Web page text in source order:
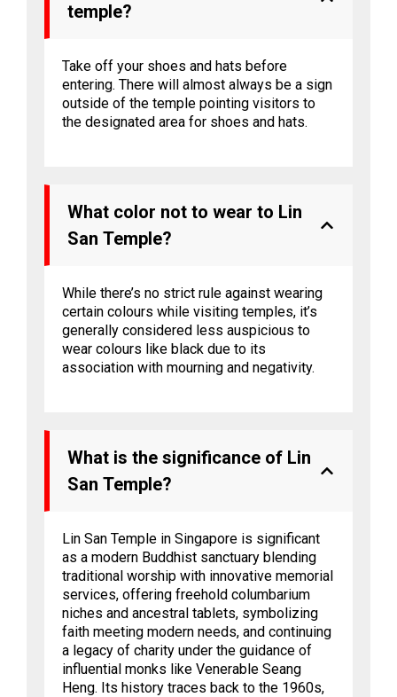
temple?
Take off your shoes and hats before
entering. There will almost always be a sign
outside of the temple pointing visitors to
the designated area for shoes and hats.
What color not to wear to Lin
San Temple?
While there’s no strict rule against wearing
certain colours while visiting temples, it’s
generally considered less auspicious to
wear colours like black due to its
association with mourning and negativity.
What is the significance of Lin
San Temple?
Lin San Temple in Singapore is significant
as a modern Buddhist sanctuary blending
traditional worship with innovative memorial
services, offering freehold columbarium
niches and ancestral tablets, symbolizing
faith meeting modern needs, and continuing
a legacy of charity under the guidance of
influential monks like Venerable Seang
Heng. Its history traces back to the 1960s,